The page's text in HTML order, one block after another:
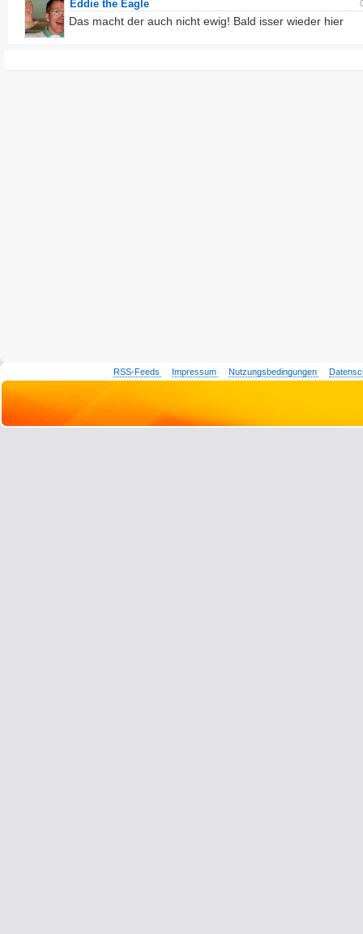
Eddie the Eagle
Das macht der auch nicht ewig! Bald isser wieder hier
RSS-Feeds Impressum Nutzungsbedingungen